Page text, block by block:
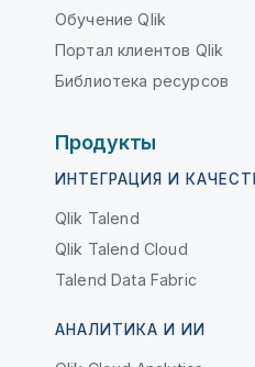
Обучение Qlik
Портал клиентов Qlik
Библиотека ресурсов
Продукты
ИНТЕГРАЦИЯ И
Qlik Talend
Qlik Talend Cloud
Talend Data Fabric
АНАЛИТИКА И ИИ